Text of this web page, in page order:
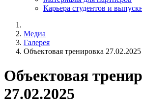
Карьера студентов и
Медиа
Галерея
Объектовая тренировка 27.02.2025
Объектовая
27.02.2025